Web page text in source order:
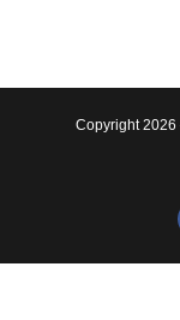
Copyright 2026